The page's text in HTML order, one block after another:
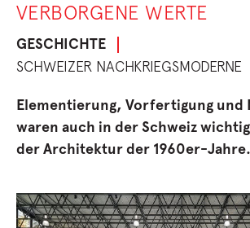
VERBORGENE WERTE
GESCHICHTE
SCHWEIZER NACHKRIEGSMODERNE
Elementierung, Vorfertigung und
waren auch in der Schweiz
der Architektur der 1960er-Jahre.